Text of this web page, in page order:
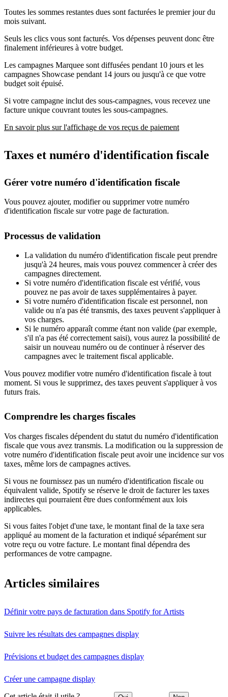
Toutes les sommes restantes dues sont facturées le premier jour du
mois suivant.
Seuls les clics vous sont facturés. Vos dépenses peuvent donc être
finalement inférieures à votre budget.
Les campagnes Marquee sont diffusées pendant 10 jours et les
campagnes Showcase pendant 14 jours ou jusqu'à ce que votre
budget soit épuisé.
Si votre campagne inclut des sous-campagnes, vous recevez une
facture unique couvrant toutes les sous-campagnes.
En savoir plus sur l'affichage de vos reçus de paiement
Taxes et numéro d'identification fiscale
Gérer votre numéro d'identification fiscale
Vous pouvez ajouter, modifier ou supprimer votre numéro
d'identification fiscale sur votre page de facturation.
Processus de validation
La validation du numéro d'identification fiscale peut prendre
jusqu'à 24 heures, mais vous pouvez commencer à créer des
campagnes directement.
Si votre numéro d'identification fiscale est vérifié, vous
pouvez ne pas avoir de taxes supplémentaires à payer.
Si votre numéro d'identification fiscale est personnel, non
valide ou n'a pas été transmis, des taxes peuvent s'appliquer à
vos charges.
Si le numéro apparaît comme étant non valide (par exemple,
s'il n'a pas été correctement saisi), vous aurez la possibilité de
saisir un nouveau numéro ou de continuer à réserver des
campagnes avec le traitement fiscal applicable.
Vous pouvez modifier votre numéro d'identification fiscale à tout
moment. Si vous le supprimez, des taxes peuvent s'appliquer à vos
futurs frais.
Comprendre les charges fiscales
Vos charges fiscales dépendent du statut du numéro d'identification
fiscale que vous avez transmis. La modification ou la suppression de
votre numéro d'identification fiscale peut avoir une incidence sur vos
taxes, même lors de campagnes actives.
Si vous ne fournissez pas un numéro d'identification fiscale ou
équivalent valide, Spotify se réserve le droit de facturer les taxes
indirectes qui pourraient être dues conformément aux lois
applicables.
Si vous faites l'objet d'une taxe, le montant final de la taxe sera
appliqué au moment de la facturation et indiqué séparément sur
votre reçu ou votre facture. Le montant final dépendra des
performances de votre campagne.
Articles similaires
Définir votre pays de facturation dans Spotify for Artists
Suivre les résultats des campagnes display
Prévisions et budget des campagnes display
Créer une campagne display